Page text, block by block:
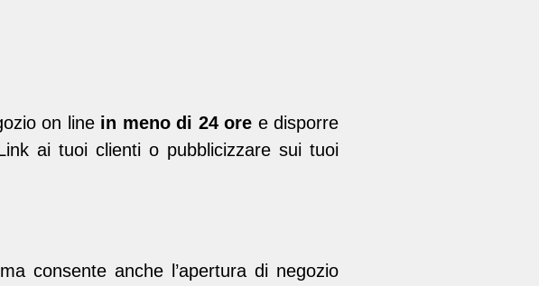
on line in meno di 24 ore e disporre
ai tuoi clienti o pubblicizzare sui tuoi
ma consente anche l’apertura di negozio